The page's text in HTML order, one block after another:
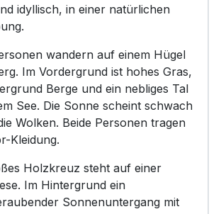
idyllisch, in einer natürlichen
wandern auf einem Hügel
Im Vordergrund ist hohes Gras,
Berge und ein nebliges Tal
See. Die Sonne scheint schwach
Wolken. Beide Personen tragen
Kleidung.
Holzkreuz steht auf einer
Im Hintergrund ein
Sonnenuntergang mit